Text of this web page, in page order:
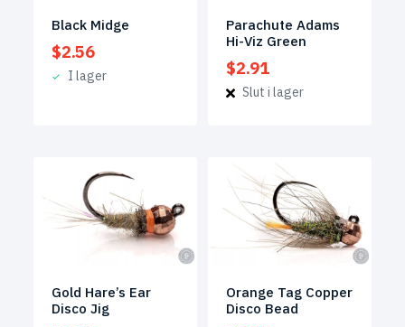
Black Midge
$2.56
I lager
Parachute Adams
Hi-Viz Green
$2.91
Slut i lager
Gold Hare’s Ear
Disco Jig
Orange Tag Copper
Disco Bead